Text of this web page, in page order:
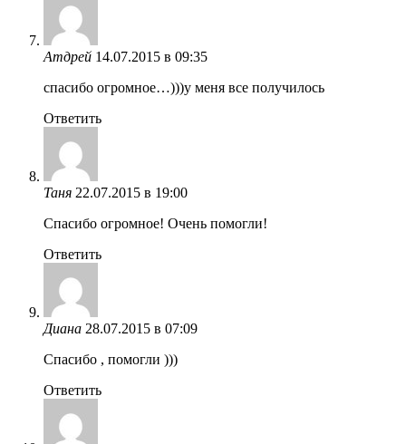
Атдрей 14.07.2015 в 09:35
спасибо огромное…)))у меня все получилось
Ответить
Таня 22.07.2015 в 19:00
Спасибо огромное! Очень помогли!
Ответить
Диана 28.07.2015 в 07:09
Спасибо , помогли )))
Ответить